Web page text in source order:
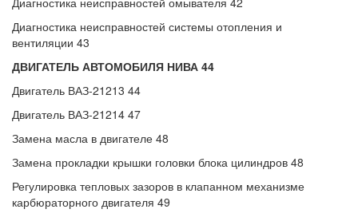
Диагностика неисправностей системы отопления и
вентиляции 43
ДВИГАТЕЛЬ АВТОМОБИЛЯ НИВА 44
Двигатель ВАЗ-21213 44
Двигатель ВАЗ-21214 47
Замена масла в двигателе 48
Замена прокладки крышки головки блока цилиндров 48
Регулировка тепловых зазоров в клапанном механизме
карбюраторного двигателя 49